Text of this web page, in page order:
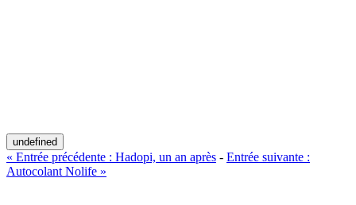
undefined
« Entrée précédente : Hadopi, un an après - Entrée suivante :
Autocolant Nolife »